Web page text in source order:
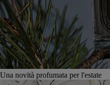
Una novità profumata per l'estate